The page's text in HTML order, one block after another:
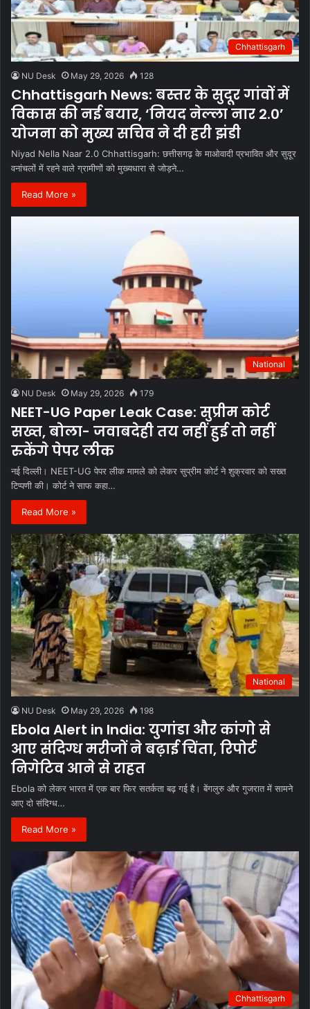
Chhattisgarh
NU Desk May 29, 2026 128
Chhattisgarh News: बस्तर के सुदूर गांवों में
विकास की नई बयार, ‘नियद नेल्ला नार 2.0’
योजना को मुख्य सचिव ने दी हरी झंडी
Niyad Nella Naar 2.0 Chhattisgarh: छत्तीसगढ़ के माओवादी प्रभावित और सुदूर
वनांचलों में रहने वाले ग्रामीणों को मुख्यधारा से जोड़ने…
Read More »
National
NU Desk May 29, 2026 179
NEET-UG Paper Leak Case: सुप्रीम कोर्ट
सख्त, बोला- जवाबदेही तय नहीं हुई तो नहीं
रुकेंगे पेपर लीक
नई दिल्ली। NEET-UG पेपर लीक मामले को लेकर सुप्रीम कोर्ट ने शुक्रवार को सख्त
टिप्पणी की। कोर्ट ने साफ कहा…
Read More »
National
NU Desk May 29, 2026 198
Ebola Alert in India: युगांडा और कांगो से
आए संदिग्ध मरीजों ने बढ़ाई चिंता, रिपोर्ट
निगेटिव आने से राहत
Ebola को लेकर भारत में एक बार फिर सतर्कता बढ़ गई है। बेंगलुरु और गुजरात में सामने
आए दो संदिग्ध…
Read More »
Chhattisgarh